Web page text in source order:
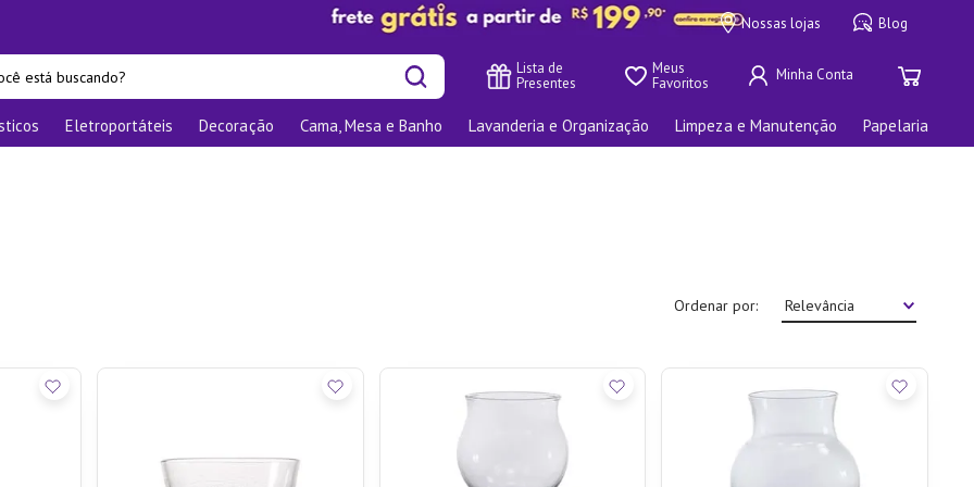
Nossas lojas Blog
está buscando?
Lista de
Presentes
Meus
Favoritos
Eletroportáteis Decoração Cama, Mesa e Banho Lavanderia e Organização Limpeza e Manutenção Papelaria
Ordenar por Relevância
buscados